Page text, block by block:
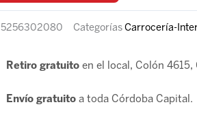
5256302080 Categorías Carrocería-
Retiro gratuito en el local, Colón 4615,
Envío gratuitoa toda Córdoba Capital.